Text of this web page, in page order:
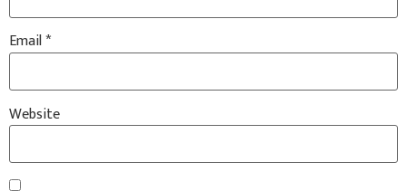
Email*
Website